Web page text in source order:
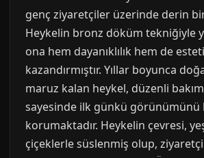
genç ziyaretçiler üzerinde derin bir
Heykelin bronz döküm tekniğiyle
ona hem dayanıklılık hem de
kazandırmıştır. Yıllar boyunca
maruz kalan heykel, düzenli bakım
sayesinde ilk günkü görünümünü
korumaktadır. Heykelin çevresi,
çiçeklerle süslenmiş olup,